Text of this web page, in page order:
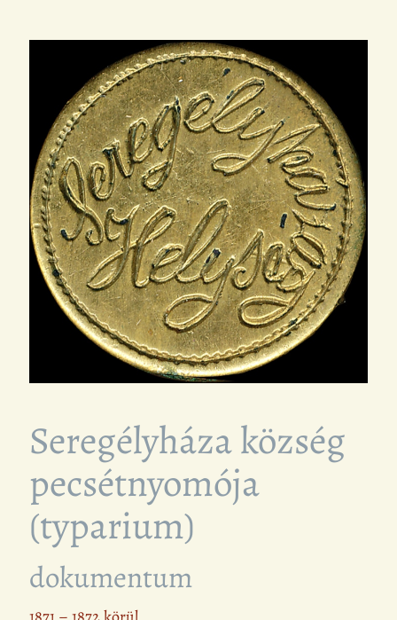
Seregélyháza község
pecsétnyomója
(typarium)
dokumentum